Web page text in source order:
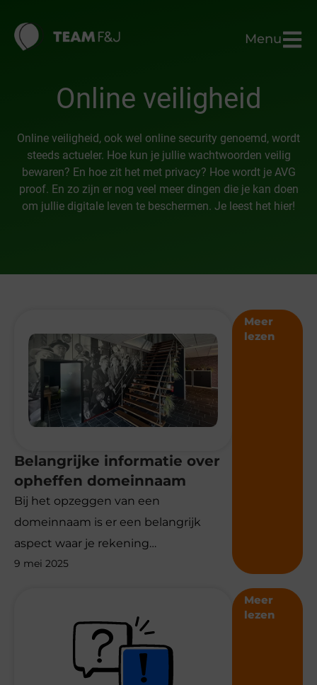
Menu
Online veiligheid
Online veiligheid, ook wel online security genoemd, wordt
steeds actueler. Hoe kun je jullie wachtwoorden veilig
bewaren? En hoe zit het met privacy? Hoe wordt je AVG
proof. En zo zijn er nog veel meer dingen die je kan doen
om jullie digitale leven te beschermen. Je leest het hier!
Belangrijke informatie over
opheffen domeinnaam
Bij het opzeggen van een
domeinnaam is er een belangrijk
aspect waar je rekening…
9 mei 2025
Meer
lezen
Meer
lezen